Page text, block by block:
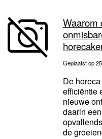
Waarom
Geplaatst op
De
efficiëntie
nieuwe
daarin
de